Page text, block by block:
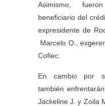
Asimismo,
beneficiario del
expresidente de
Marcelo O.,
Cofiec.
En cambio por
también
Jackeline J. y Zoila